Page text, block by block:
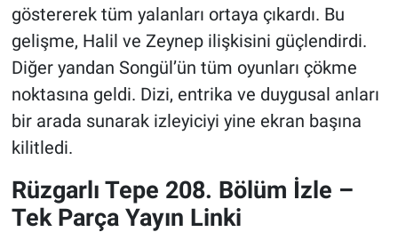
göstererek tüm yalanları ortaya çıkardı. Bu
gelişme, Halil ve Zeynep ilişkisini güçlendirdi.
Diğer yandan Songül’ün tüm oyunları çökme
noktasına geldi. Dizi, entrika ve duygusal anları
bir arada sunarak izleyiciyi yine ekran başına
kilitledi.
Rüzgarlı Tepe 208. Bölüm İzle –
Tek Parça Yayın Linki